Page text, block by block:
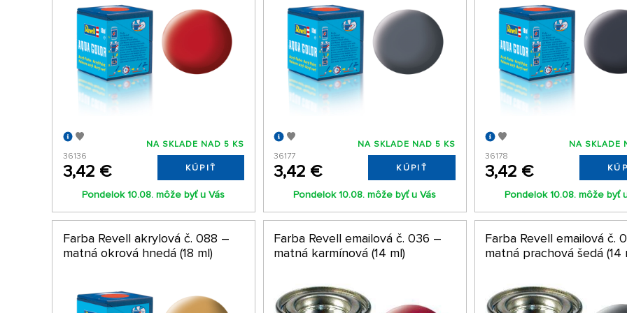
36136
3,42 €
NA SKLADE NAD 5 KS
KÚPIŤ
Pondelok 10.08. môže byť u Vás
36177
3,42 €
NA SKLADE NAD 5 KS
KÚPIŤ
Pondelok 10.08. môže byť u Vás
36178
3,42 €
NA SKLADE
Pondelok 10.08. môže byť
Farba Revell akrylová č. 088 –
matná okrová hnedá (18 ml)
Farba Revell emailová č. 036 –
matná karmínová (14 ml)
Farba Revell emailová č.
matná prachová šedá (14